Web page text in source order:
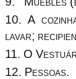
A
lavar;
O
Pessoas.